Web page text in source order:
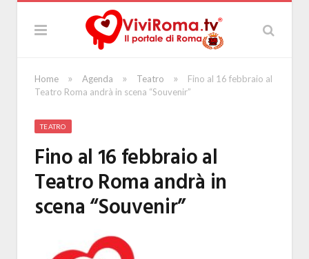
Home » Agenda » Teatro »
Fino al 16 febbraio al
Teatro Roma andrà in scena “Souvenir”
TEATRO
Fino al 16 febbraio al
Teatro Roma andrà in
scena “Souvenir”